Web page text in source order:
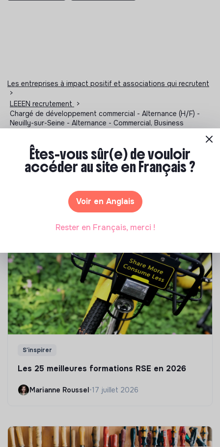
Les entreprises à impact positif et associations qui recrutent
>
LEEEN recrutement
>
Chargé de développement commercial - Alternance (H/F) -
Neuilly-sur-Seine - Alternance - Commercial, Business
Notre sélection de formations à impact
Tu souhaites te réorienter mais tu ne sais pas par où
commencer ? Pas de panique, on te propose une
écologique et solidaire !
S'inspirer
Les 25 meilleures formations RSE en 2026
Marianne Roussel•17 juillet 2026
Êtes-vous sûr(e) de vouloir
accéder au site en Français ?
Voir en Anglais
Rester en Français, merci !